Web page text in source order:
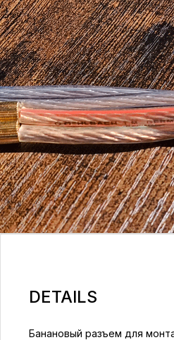
DETAILS
Банановый разъем для